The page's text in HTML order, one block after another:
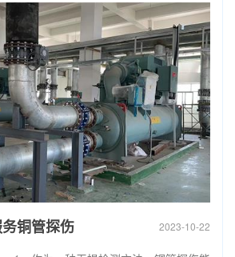
铜管探伤 2023-10-22